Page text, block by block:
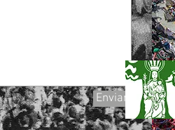
Enviar